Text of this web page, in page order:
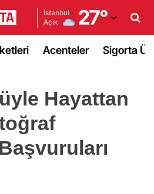
İstanbul
Açık
27°
Adana
Ağrı
Ankara
Acenteler Sigorta
Hayattan